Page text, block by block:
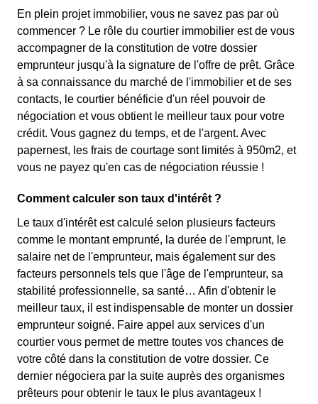
En plein projet immobilier, vous ne savez pas par où
commencer ? Le rôle du courtier immobilier est de vous
accompagner de la constitution de votre dossier
emprunteur jusqu'à la signature de l'offre de prêt. Grâce
à sa connaissance du marché de l'immobilier et de ses
contacts, le courtier bénéficie d'un réel pouvoir de
négociation et vous obtient le meilleur taux pour votre
crédit. Vous gagnez du temps, et de l'argent. Avec
papernest, les frais de courtage sont limités à 950m2, et
vous ne payez qu'en cas de négociation réussie !
Comment calculer son taux d'intérêt ?
Le taux d'intérêt est calculé selon plusieurs facteurs
comme le montant emprunté, la durée de l'emprunt, le
salaire net de l'emprunteur, mais également sur des
facteurs personnels tels que l'âge de l'emprunteur, sa
stabilité professionnelle, sa santé… Afin d'obtenir le
meilleur taux, il est indispensable de monter un dossier
emprunteur soigné. Faire appel aux services d'un
courtier vous permet de mettre toutes vos chances de
votre côté dans la constitution de votre dossier. Ce
dernier négociera par la suite auprès des organismes
prêteurs pour obtenir le taux le plus avantageux !